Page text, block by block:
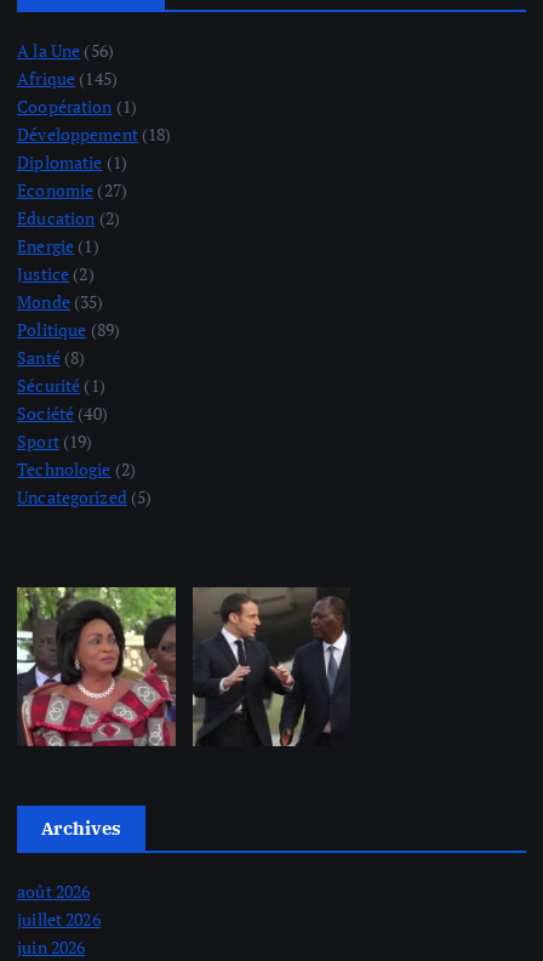
A la Une (56)
Afrique (145)
Coopération (1)
Développement(18)
Diplomatie (1)
Economie (27)
Education (2)
Energie (1)
Justice (2)
Monde(35)
Politique (89)
Santé(8)
Sécurité (1)
Société (40)
Sport(19)
Technologie (2)
Uncategorized (5)
Archives
août 2026
juillet 2026
juin 2026